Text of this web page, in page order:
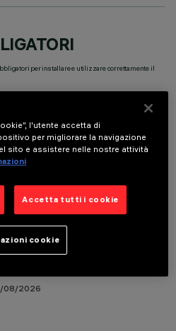
per installare e utilizzare correttamente il
08/2026
l'utente accetta di
per migliorare la navigazione
sito e assistere nelle nostre attività
Accetta tutti i cookie
cookie